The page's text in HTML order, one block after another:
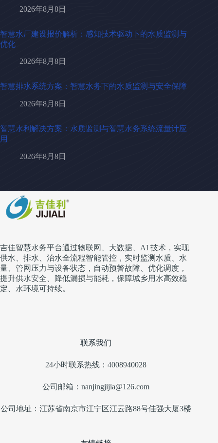
2026年8月8日
智慧水厂建设报价解析：感知技术驱动下的水质监测与
优化
2026年8月8日
智慧排水系统方案：智慧水务下的水质监测与安全保障
2026年8月8日
智慧水利解决方案：水质监测与智慧水务系统流量计应
用
2026年8月8日
吉佳智慧水务平台通过物联网、大数据、AI 技术，实现
供水、排水、治水全流程智能管控，实时监测水质、水
量、管网压力与设备状态，自动预警故障、优化调度，
提升供水安全、降低漏损与能耗，保障城乡用水高效稳
定、水环境可持续。
联系我们
24小时联系热线：4008940028
公司邮箱：nanjingjijia@126.com
公司地址：江苏省南京市江宁区江云路88号佳强大厦3楼